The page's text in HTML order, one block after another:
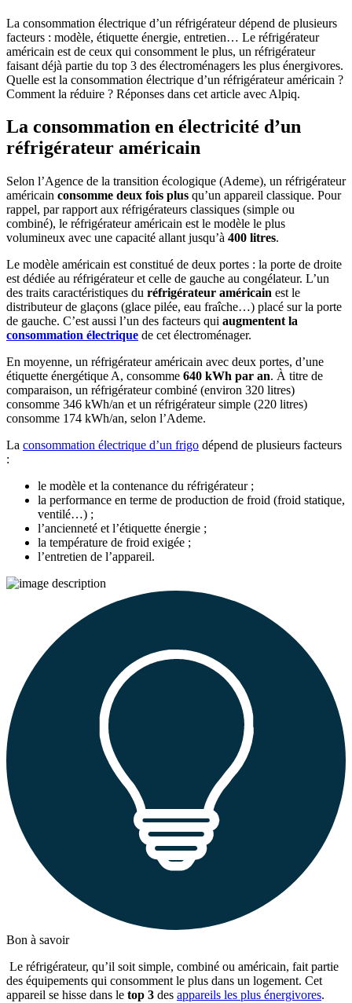
La consommation électrique d’un réfrigérateur dépend de plusieurs
facteurs : modèle, étiquette énergie, entretien… Le réfrigérateur
américain est de ceux qui consomment le plus, un réfrigérateur
faisant déjà partie du top 3 des électroménagers les plus énergivores.
Quelle est la consommation électrique d’un réfrigérateur américain ?
Comment la réduire ? Réponses dans cet article avec Alpiq.
La consommation en électricité d’un
réfrigérateur américain
Selon l’Agence de la transition écologique (Ademe), un réfrigérateur
américain consomme deux fois plus qu’un appareil classique. Pour
rappel, par rapport aux réfrigérateurs classiques (simple ou
combiné), le réfrigérateur américain est le modèle le plus
volumineux avec une capacité allant jusqu’à 400 litres.
Le modèle américain est constitué de deux portes : la porte de droite
est dédiée au réfrigérateur et celle de gauche au congélateur. L’un
des traits caractéristiques du réfrigérateur américain est le
distributeur de glaçons (glace pilée, eau fraîche…) placé sur la porte
de gauche. C’est aussi l’un des facteurs qui augmentent la
consommation électrique de cet électroménager.
En moyenne, un réfrigérateur américain avec deux portes, d’une
étiquette énergétique A, consomme 640 kWh par an. À titre de
comparaison, un réfrigérateur combiné (environ 320 litres)
consomme 346 kWh/an et un réfrigérateur simple (220 litres)
consomme 174 kWh/an, selon l’Ademe.
La consommation électrique d’un frigo dépend de plusieurs facteurs
:
le modèle et la contenance du réfrigérateur ;
la performance en terme de production de froid (froid statique,
ventilé…) ;
l’ancienneté et l’étiquette énergie ;
la température de froid exigée ;
l’entretien de l’appareil.
Bon à savoir
Le réfrigérateur, qu’il soit simple, combiné ou américain, fait partie
des équipements qui consomment le plus dans un logement. Cet
appareil se hisse dans le top 3 des appareils les plus énergivores.